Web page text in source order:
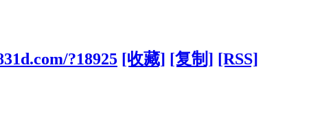
?18925 [收藏] [复制] [RSS]